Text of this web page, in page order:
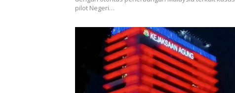
pilot Negeri…